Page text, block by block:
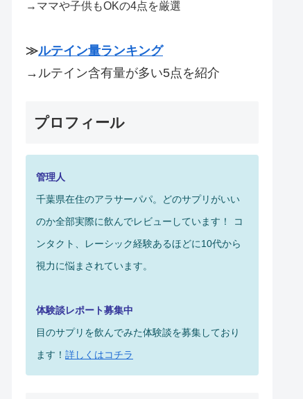
→ママや子供もOKの4点を厳選
≫ルテイン量ランキング
→ルテイン含有量が多い5点を紹介
プロフィール
管理人
千葉県在住のアラサーパパ。どのサプリがいい
のか全部実際に飲んでレビューしています！
コ
ンタクト、レーシック経験あるほどに10代から
視力に悩まされています。
体験談レポート募集中
目のサプリを飲んでみた体験談を募集しており
ます！ 詳しくはコチラ